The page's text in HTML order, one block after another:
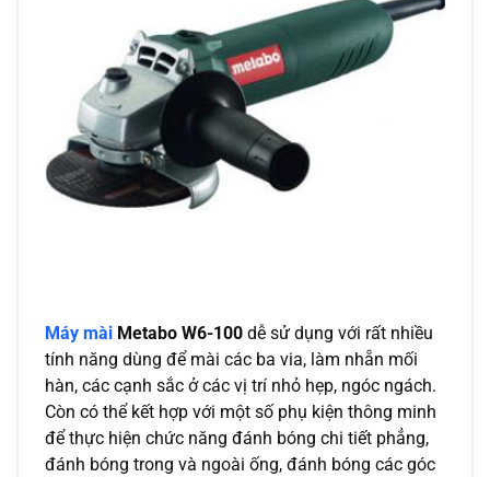
Máy mài Metabo W6-100 dễ sử dụng với rất nhiều
tính năng dùng để mài các ba via, làm nhẵn mối
hàn, các cạnh sắc ở các vị trí nhỏ hẹp, ngóc ngách.
Còn có thể kết hợp với một số phụ kiện thông minh
để thực hiện chức năng đánh bóng chi tiết phẳng,
đánh bóng trong và ngoài ống, đánh bóng các góc